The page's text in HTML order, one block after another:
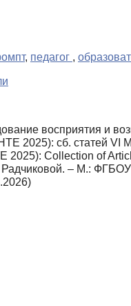
, педагог ,
восприятия и
2025): сб. статей VI
2025): Сollection of
Радчиковой. – М.: